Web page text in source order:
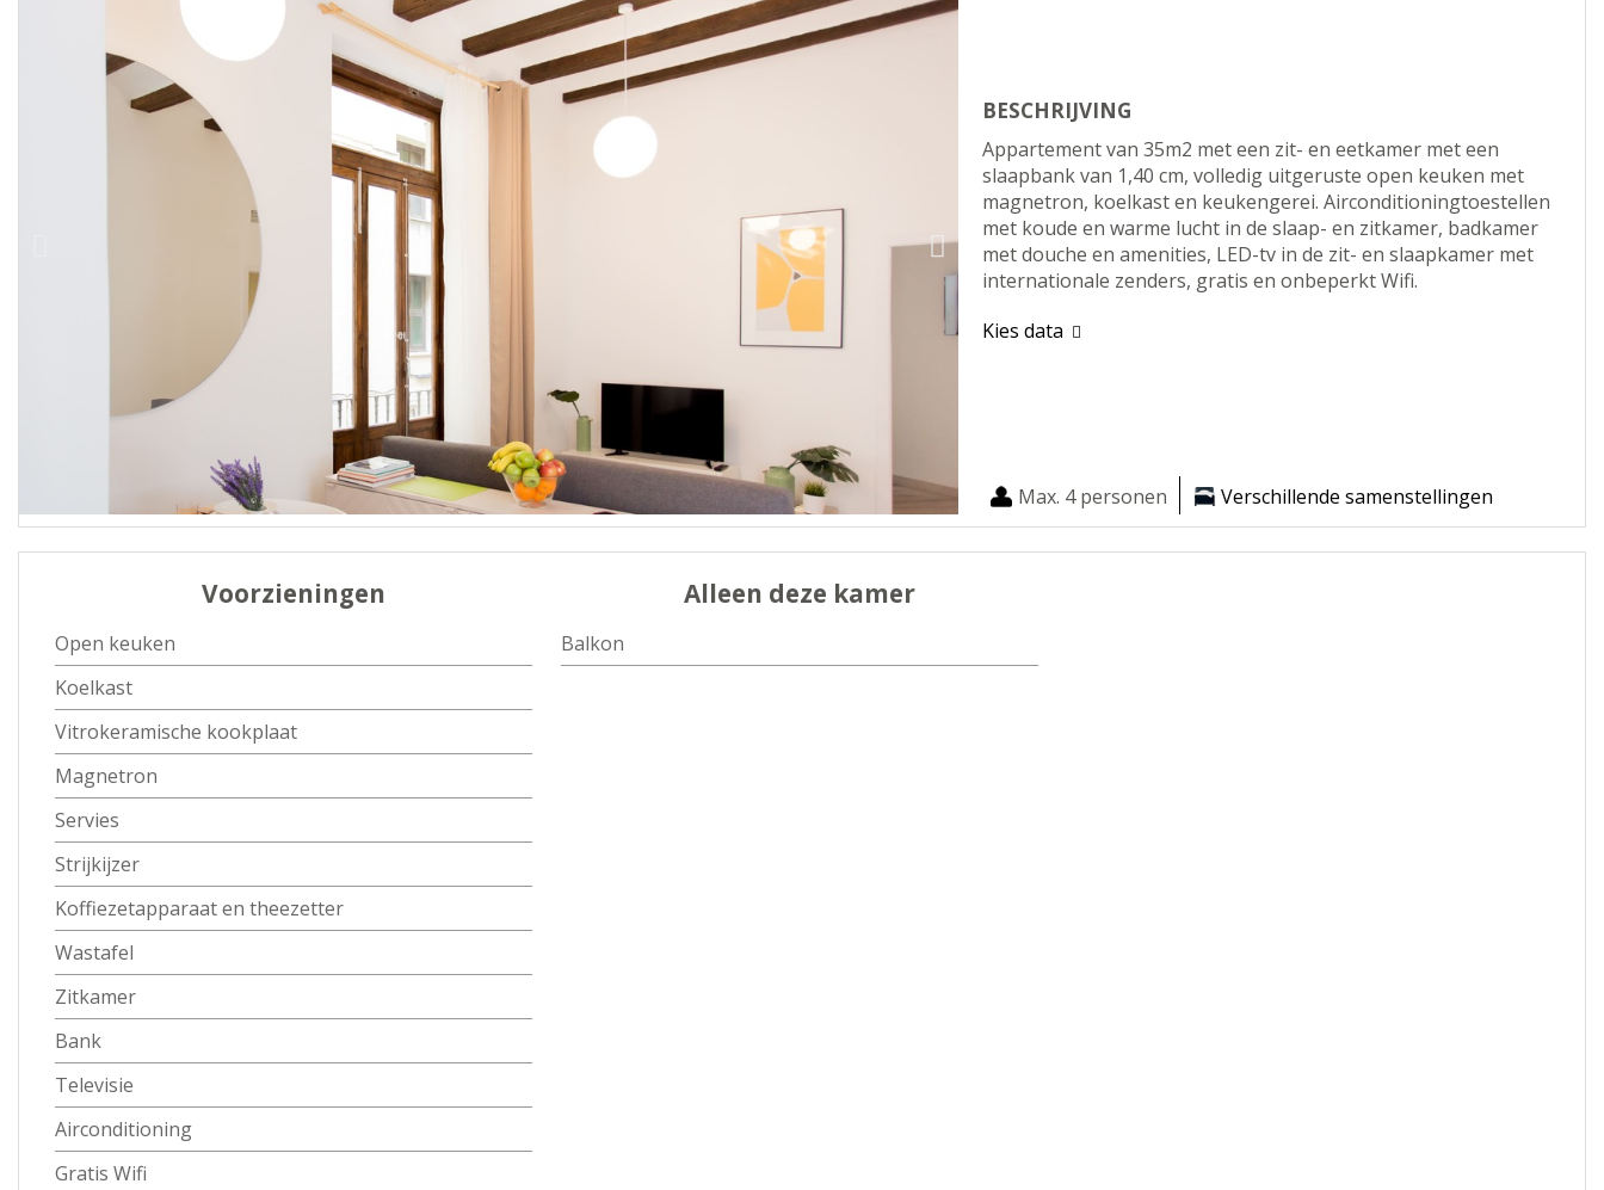
Max. 4 personen Verschillende samenstellingen
BESCHRIJVING
Appartement van 35m2 met een zit- en eetkamer met een
slaapbank van 1,40 cm, volledig uitgeruste open keuken met
magnetron, koelkast en keukengerei. Airconditioningtoestellen
met koude en warme lucht in de slaap- en zitkamer, badkamer
met douche en amenities, LED-tv in de zit- en slaapkamer met
internationale zenders, gratis en onbeperkt Wifi.
Kies data
Voorzieningen
Open keuken
Koelkast
Vitrokeramische kookplaat
Magnetron
Servies
Strijkijzer
Koffiezetapparaat en theezetter
Wastafel
Zitkamer
Bank
Televisie
Airconditioning
Gratis Wifi
Alleen deze kamer
Balkon